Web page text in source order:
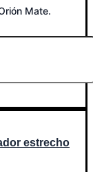
Mate.
estrecho